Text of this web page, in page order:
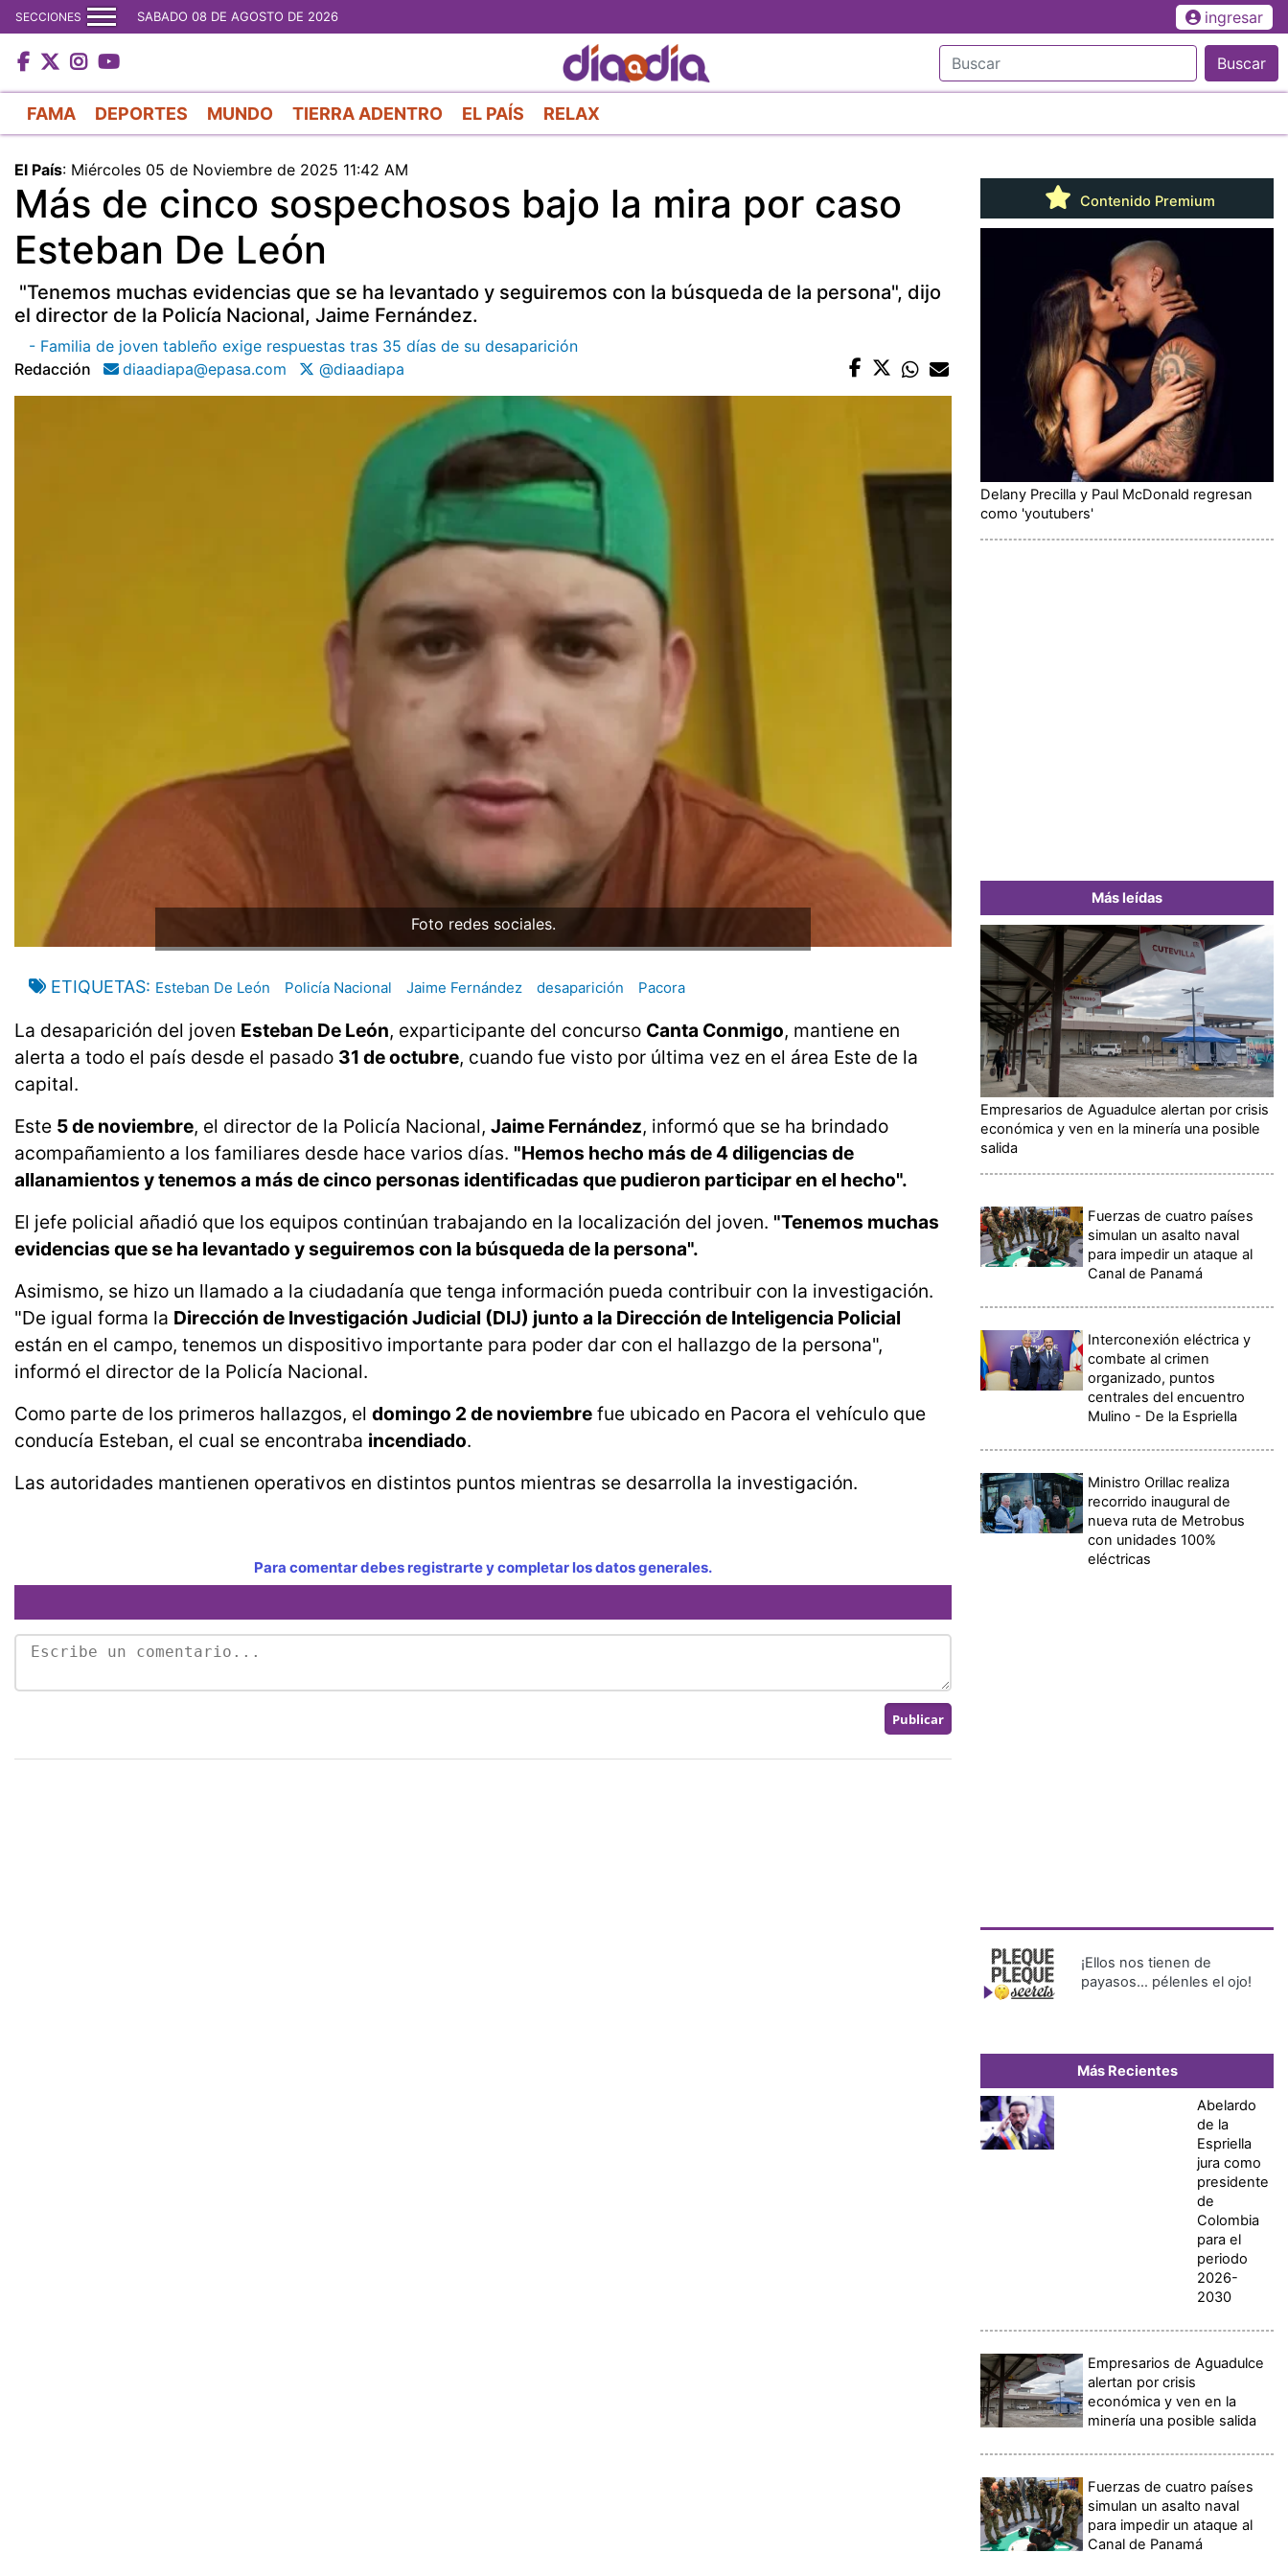
al
contenido
principal
SECCIONES SABADO 08 DE AGOSTO DE 2026 ingresar
Buscar
FAMA DEPORTES MUNDO TIERRA ADENTRO EL PAÍS RELAX
El País: Miércoles 05 de Noviembre de 2025 11:42 AM
Más de cinco sospechosos bajo la mira por caso
Esteban De León
"Tenemos muchas evidencias que se ha levantado y seguiremos con la búsqueda de la persona", dijo
el director de la Policía Nacional, Jaime Fernández.
- Familia de joven tableño exige respuestas tras 35 días de su desaparición
Redacción
diaadiapa@epasa.com @diaadiapa
Foto redes sociales.
ETIQUETAS Esteban De León Policía Nacional Jaime Fernández desaparición Pacora
La desaparición del joven Esteban De León, exparticipante del concurso Canta Conmigo, mantiene en
alerta a todo el país desde el pasado 31 de octubre, cuando fue visto por última vez en el área Este de la
capital.
Este 5 de noviembre, el director de la Policía Nacional, Jaime Fernández, informó que se ha brindado
acompañamiento a los familiares desde hace varios días. "Hemos hecho más de 4 diligencias de
allanamientos y tenemos a más de cinco personas identificadas que pudieron participar en el hecho".
El jefe policial añadió que los equipos continúan trabajando en la localización del joven. "Tenemos muchas
evidencias que se ha levantado y seguiremos con la búsqueda de la persona".
Asimismo, se hizo un llamado a la ciudadanía que tenga información pueda contribuir con la investigación.
"De igual forma la Dirección de Investigación Judicial (DIJ) junto a la Dirección de Inteligencia Policial
están en el campo, tenemos un dispositivo importante para poder dar con el hallazgo de la persona",
informó el director de la Policía Nacional.
Como parte de los primeros hallazgos, el domingo 2 de noviembre fue ubicado en Pacora el vehículo que
conducía Esteban, el cual se encontraba incendiado.
Las autoridades mantienen operativos en distintos puntos mientras se desarrolla la investigación.
Para comentar debes registrarte y completar los datos generales.
Contenido Premium
Delany Precilla y Paul McDonald regresan
como 'youtubers'
Más leídas
Empresarios de Aguadulce alertan por crisis
económica y ven en la minería una posible
salida
Fuerzas de cuatro países
simulan un asalto naval
para impedir un ataque al
Canal de Panamá
Interconexión eléctrica y
combate al crimen
organizado, puntos
centrales del encuentro
Mulino - De la Espriella
Ministro Orillac realiza
recorrido inaugural de
nueva ruta de Metrobus
con unidades 100%
eléctricas
¡Ellos nos tienen de
payasos… pélenles el ojo!
Más Recientes
Abelardo
de la
Espriella
jura como
presidente
de
Colombia
para el
periodo
2026-
2030
Empresarios de Aguadulce
alertan por crisis
económica y ven en la
minería una posible salida
Fuerzas de cuatro países
simulan un asalto naval
para impedir un ataque al
Canal de Panamá